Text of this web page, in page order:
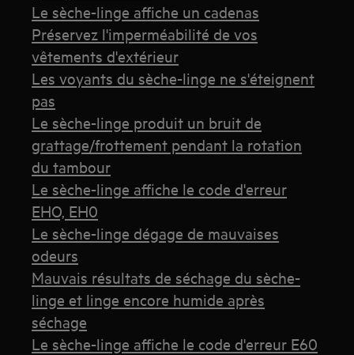
Le sèche-linge affiche un cadenas
Préservez l'imperméabilité de vos
vêtements d'extérieur
Les voyants du sèche-linge ne s'éteignent
pas
Le sèche-linge produit un bruit de
grattage/frottement pendant la rotation
du tambour
Le sèche-linge affiche le code d'erreur
EHO, EH0
Le sèche-linge dégage de mauvaises
odeurs
Mauvais résultats de séchage du sèche-
linge et linge encore humide après
séchage
Le sèche-linge affiche le code d'erreur E60